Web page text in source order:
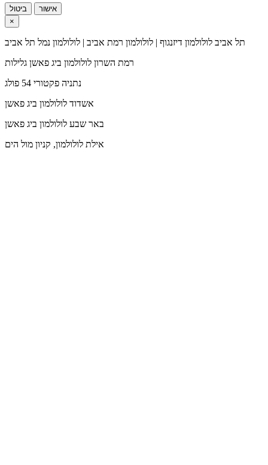
ביטול
אישור
×
תל אביב לולולמון דיזנגוף | לולולמון רמת אביב | לולולמון נמל תל אביב
רמת השרון לולולמון ביג פאשן גלילות
נתניה פקטורי 54 פולג
אשדוד לולולמון ביג פאשן
באר שבע לולולמון ביג פאשן
אילת לולולמון, קניון מול הים